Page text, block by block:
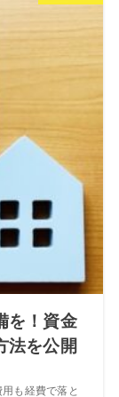
を！資金
法を公開
も経費で落と